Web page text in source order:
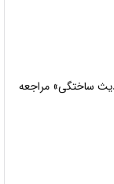
ساختگی» مراجعه